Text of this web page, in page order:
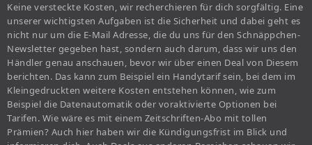
Keine versteckte Kosten, wir recherchieren für dich sorgfältig. Eine
unserer wichtigsten Aufgaben ist die Sicherheit und dabei geht es
nicht nur um die E-Mail Adresse, die du uns für den Schnäppchen-
Newsletter gegeben hast, sondern auch darum, dass wir uns den
Händler genau anschauen, bevor wir über einen Deal von Diesem
berichten. Das kann zum Beispiel ein Handytarif sein, bei dem im
Kleingedruckten weitere Kosten entstehen können, wie zum
Beispiel die Datenautomatik oder voraktivierte Optionen bei
Tarifen. Wie wäre es mit einem Zeitschriften-Abo mit tollen
Prämien? Auch hier haben wir die Kündigungsfrist im Blick und